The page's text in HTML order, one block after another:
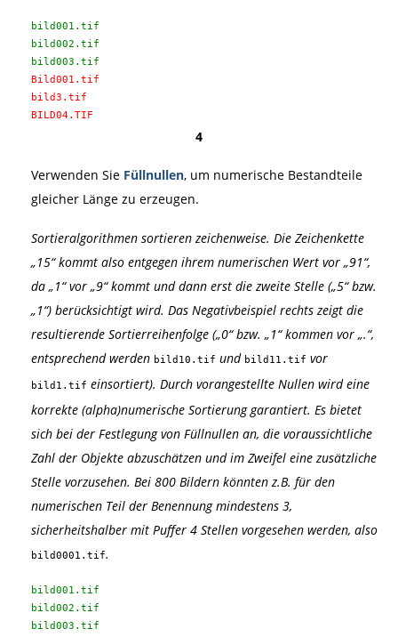
bild001.tif
bild002.tif
bild003.tif
Bild001.tif
bild3.tif
BILD04.TIF
4
Verwenden Sie Füllnullen, um numerische Bestandteile
gleicher Länge zu erzeugen.
Sortieralgorithmen sortieren zeichenweise. Die Zeichenkette
„15“ kommt also entgegen ihrem numerischen Wert vor „91“,
da „1“ vor „9“ kommt und dann erst die zweite Stelle („5“ bzw.
„1“) berücksichtigt wird. Das Negativbeispiel rechts zeigt die
resultierende Sortierreihenfolge („0“ bzw. „1“ kommen vor „.“,
entsprechend werden bild10.tif und bild11.tif vor
bild1.tif einsortiert). Durch vorangestellte Nullen wird eine
korrekte (alpha)numerische Sortierung garantiert. Es bietet
sich bei der Festlegung von Füllnullen an, die voraussichtliche
Zahl der Objekte abzuschätzen und im Zweifel eine zusätzliche
Stelle vorzusehen. Bei 800 Bildern könnten z.B. für den
numerischen Teil der Benennung mindestens 3,
sicherheitshalber mit Puffer 4 Stellen vorgesehen werden, also
bild0001.tif.
bild001.tif
bild002.tif
bild003.tif